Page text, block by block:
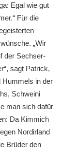
Egal wie gut
Für die
„Wir
der Sechser-
sagt Patrick,
Hummels in der
Schweini
man sich dafür
Da Kimmich
Nordirland
Brüder den